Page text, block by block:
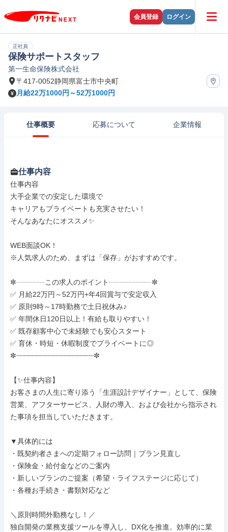
会員登録 ログイン
正社員
保険サポートスタッフ
第一生命保険株式会社
〒417-0052静岡県富士市中央町
月給22万1000円～52万1000円
仕事概要 応募について 企業情報
仕事内容
仕事内容
大手企業での安定した環境で
キャリアもプライベートも充実させたい！
そんなあなたにオススメ✨
WEB面談OK！
※人気求人のため、まずは「保存」がおすすめです。
✼┈┈┈┈この求人のポイント┈┈┈┈┈┈✼
✅ 月給22万円～52万円+年4回賞与で安定収入
✅ 原則9時～17時勤務で土日祝休み♪
✅ 年間休日120日以上！有給も取りやすい！
✅ 既存顧客中心で未経験でも安心スタート
✅ 育休・時短・休暇制度でプライベートに◎
✼┈┈┈┈┈┈┈┈┈┈┈┈┈┈┈┈┈┈┈✼
【✨仕事内容】
お客さまの人生に寄り添う「生涯設計デザイナー」として、保険
営業、アフターサービス、人財の導入、および会社から指示され
た事項を担当していただきます。
▼具体的には
・既契約者さまへの定期フォロー訪問｜プラン見直し
・保険金・給付金などのご案内
・新しいプランのご提案（希望・ライフステージに応じて）
・各種お手続き・書類対応など
＼原則時間外勤務なし！／
独自開発の業務支援ツールを導入し、DX化を推進。効率的に業